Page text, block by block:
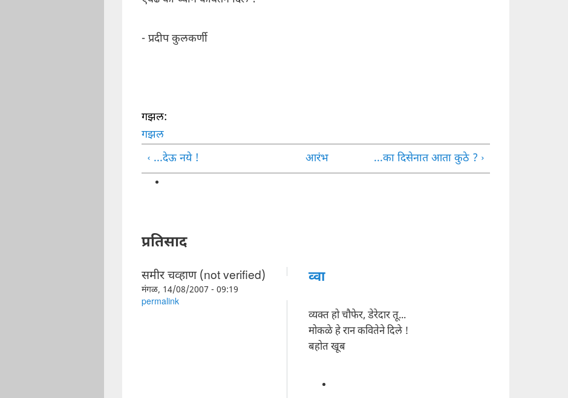
- प्रदीप कुलकर्णी
गझल:
गझल
‹ ...देऊ नये !
आरंभ ...का दिसेनात आता कुठे ? ›
प्रतिसाद
समीर चव्हाण (not verified)
मंगळ, 14/08/2007 - 09:19
permalink
व्वा
व्यक्त हो चौफेर, डेरेदार तू...
मोकळे हे रान कवितेने दिले !
बहोत खूब